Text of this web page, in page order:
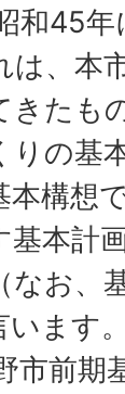
和45
は、本
きたも
りの基
本構想
基本計
なお、
ます。
市前期